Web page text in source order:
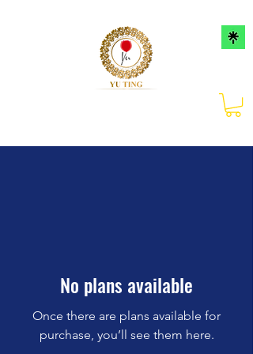
No plans available
Once there are plans available for
purchase, you’ll see them here.